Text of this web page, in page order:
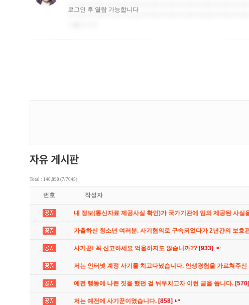
Total : 140,890 (7/7045)
번호 작성자
내 정보(통신자료 제공사실 확인)가 국가기관에 임의 제공된 사실
가출하신 청소년 여러분. 사기혐의로 구속되었다가 2년간의 보호
사기꾼! 꼭 신고하세요 억울하지도 않습니까?? [933]
저는 인터넷 계정 사기를 치고다녔습니다. 인생경험을 가르쳐주
예전 행동에 나쁜 짓을 했던 걸 뉘우치고자 이런 글을 씁니다. [570]
저는 예전에 사기꾼이였습니다. [858]